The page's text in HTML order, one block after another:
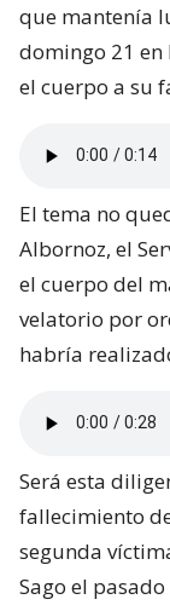
que mantenía
domingo 21 en
el cuerpo a su
El tema no
Albornoz, el
el cuerpo del
velatorio por
habría
Será esta
fallecimiento
segunda
Sago el